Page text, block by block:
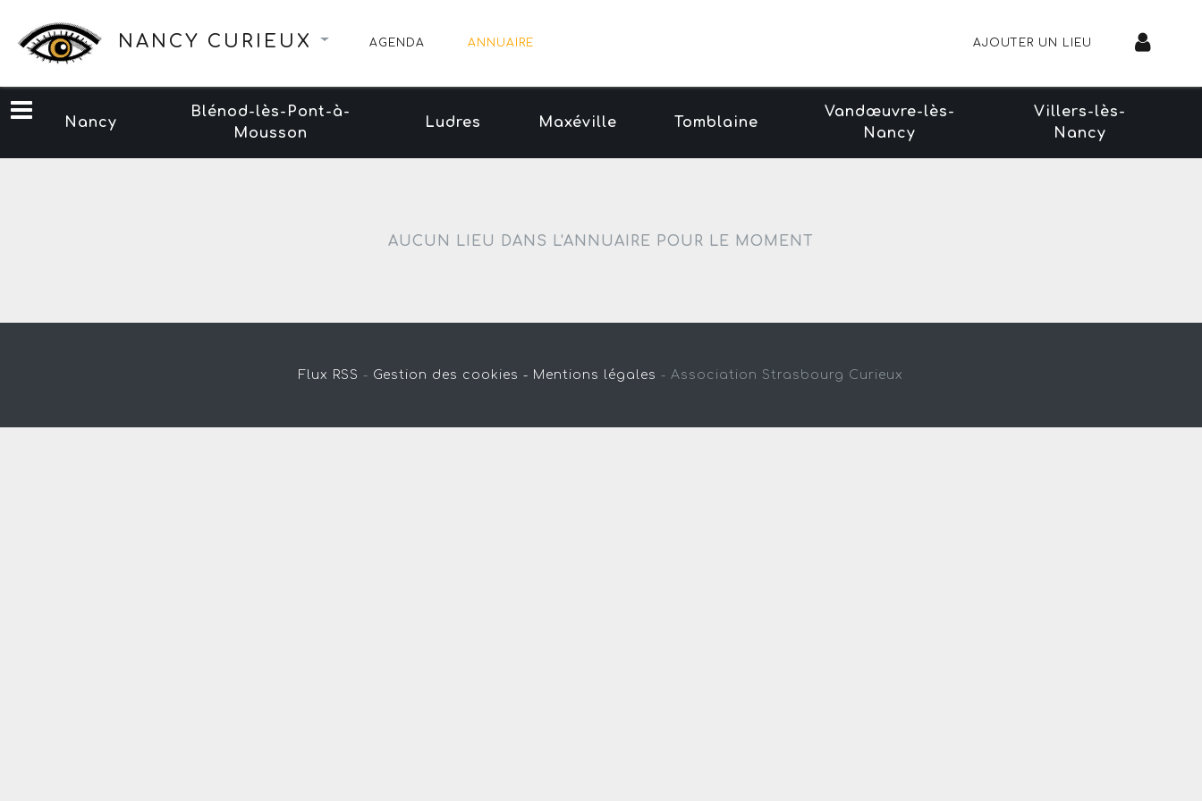
NANCY CURIEUX AGENDA ANNUAIRE AJOUTER UN LIEU
Nancy
Blénod-lès-Pont-à-
Mousson
Ludres Maxéville Tomblaine
Vandœuvre-lès-
Nancy
Villers-lès-
Nancy
AUCUN LIEU DANS L'ANNUAIRE POUR LE MOMENT
Flux RSS - Gestion des cookies - Mentions légales - Association Strasbourg Curieux